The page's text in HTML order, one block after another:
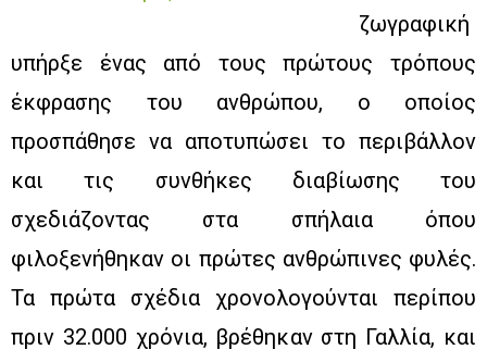
ζωγραφική
υπήρξε ένας από τους πρώτους τρόπους
έκφρασης του ανθρώπου, ο οποίος
προσπάθησε να αποτυπώσει το περιβάλλον
και τις συνθήκες διαβίωσης του
σχεδιάζοντας στα σπήλαια όπου
φιλοξενήθηκαν οι πρώτες ανθρώπινες φυλές.
Τα πρώτα σχέδια χρονολογούνται περίπου
πριν 32.000 χρόνια, βρέθηκαν στη Γαλλία, και